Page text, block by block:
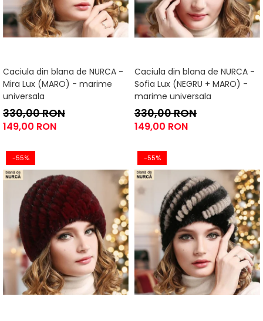
Caciula din blana de NURCA -
Mira Lux (MARO) - marime
universala
330,00 RON
149,00 RON
Caciula din blana de NURCA -
Sofia Lux (NEGRU + MARO) -
marime universala
330,00 RON
149,00 RON
-55% -55%